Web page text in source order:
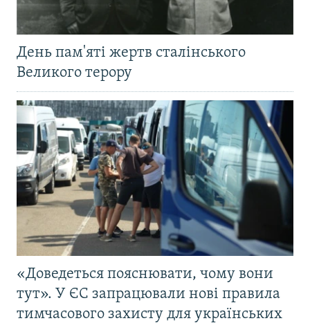
День пам'яті жертв сталінського
Великого терору
«Доведеться пояснювати, чому вони
тут». У ЄС запрацювали нові правила
тимчасового захисту для українських